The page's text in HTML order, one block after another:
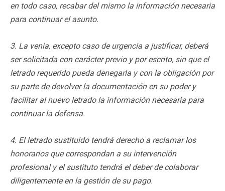
en todo caso, recabar del mismo la información necesaria
para continuar el asunto.
3. La venia, excepto caso de urgencia a justificar, deberá
ser solicitada con carácter previo y por escrito, sin que el
letrado requerido pueda denegarla y con la obligación por
su parte de devolver la documentación en su poder y
facilitar al nuevo letrado la información necesaria para
continuar la defensa.
4. El letrado sustituido tendrá derecho a reclamar los
honorarios que correspondan a su intervención
profesional y el sustituto tendrá el deber de colaborar
diligentemente en la gestión de su pago.